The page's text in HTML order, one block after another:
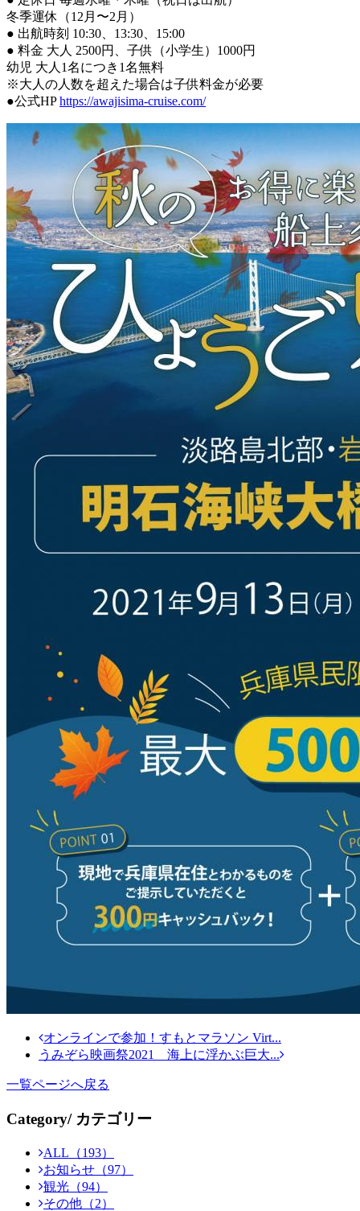
冬季運休（12月〜2月）
● 出航時刻 10:30、13:30、15:00
● 料金 大人 2500円、子供（小学生）1000円
幼児 大人1名につき1名無料
※大人の人数を超えた場合は子供料金が必要
●公式HPhttps://awajisima-cruise.com/
オンラインで参加！すもとマラソン Virt...
うみぞら映画祭2021 海上に浮かぶ巨大...
一覧ページへ戻る
Category/ カテゴリー
ALL（193）
お知らせ（97）
観光（94）
その他（2）